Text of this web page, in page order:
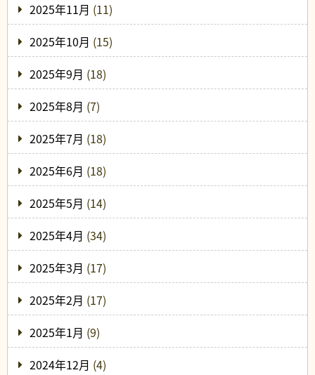
2025年11月 (11)
2025年10月 (15)
2025年9月 (18)
2025年8月 (7)
2025年7月 (18)
2025年6月 (18)
2025年5月 (14)
2025年4月 (34)
2025年3月 (17)
2025年2月 (17)
2025年1月 (9)
2024年12月 (4)